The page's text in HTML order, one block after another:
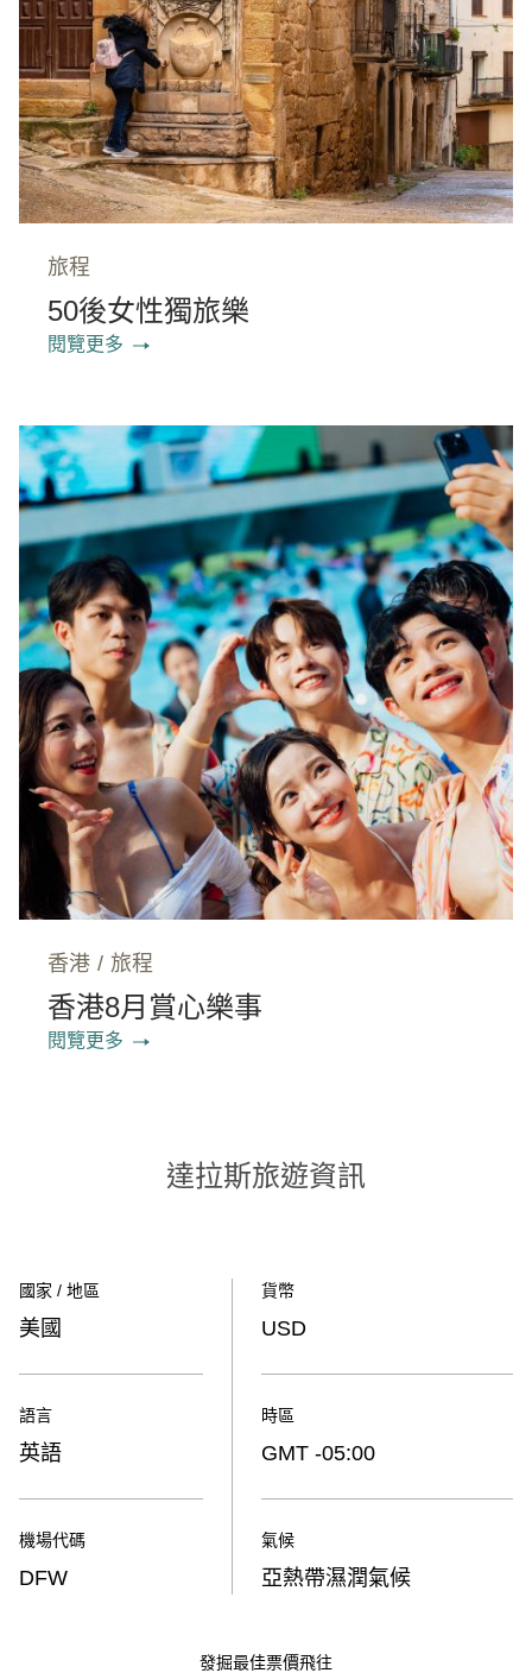
旅程
50後女性獨旅樂
閱覽更多
香港 / 旅程
香港8月賞心樂事
閱覽更多
達拉斯旅遊資訊
國家 / 地區
美國
語言
英語
機場代碼
DFW
貨幣
USD
時區
GMT -05:00
氣候
亞熱帶濕潤氣候
發掘最佳票價飛往